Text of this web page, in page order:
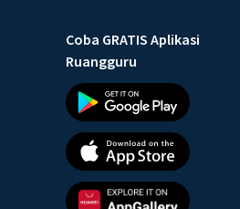
Coba GRATIS Aplikasi
Ruangguru